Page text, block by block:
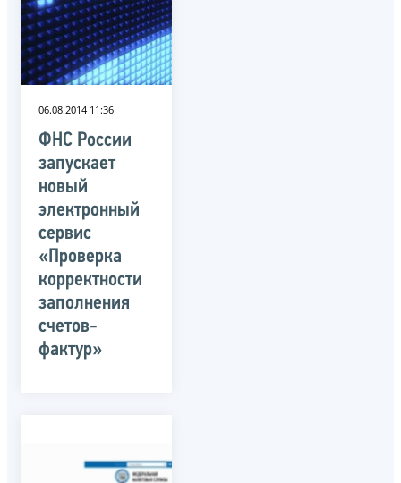
06.08.2014 11:36
ФНС России
запускает
новый
электронный
сервис
«Проверка
корректности
заполнения
счетов-
фактур»